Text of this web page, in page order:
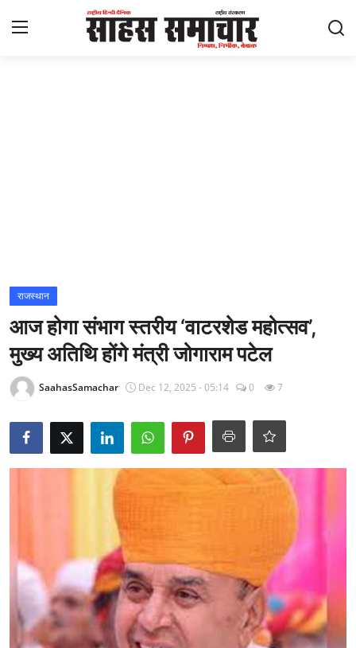
राज्य
अंतराष्ट्रीय
राजनीति
Epaper
टेक
राजस्थान
आज होगा संभाग स्तरीय ‘वाटरशेड महोत्सव’,
मुख्य अतिथि होंगे मंत्री जोगाराम पटेल
SaahasSamachar Dec 12, 2025 - 05:14 0 7